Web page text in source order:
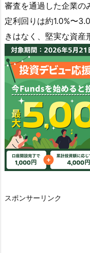
審査を通過した企業の
定利回りは約1.0%〜
きはなく、堅実な資産
スポンサーリンク